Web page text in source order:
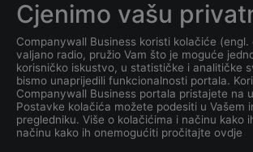
341 ?
Koji je datum osnivanja
tvrtkeZAGON, OBRT ZA
VISINSKE RADOVE, VL.
LUKA LONČAR, BUZET,
KORTA 341?
Cjenimo vašu
Companywall Business koristi kolačiće (engl.
valjano radio, pružio Vam što je moguće
korisničko iskustvo, u statističke i analitičke
bismo unaprijedili funkcionalnosti portala.
Companywall Business portala pristajete na
Postavke kolačića možete podesiti u Vašem
pregledniku. Više o kolačićima i načinu kako
načinu kako ih onemogućiti pročitajte ovdje